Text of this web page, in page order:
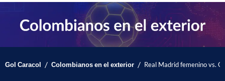
Gol Caracol / Colombianos en el exterior / Real Madrid femenino vs.